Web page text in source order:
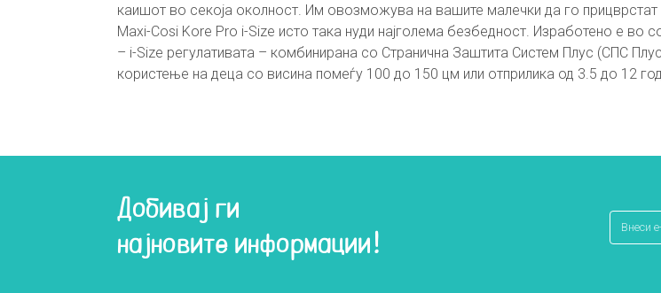
каишот во секоја околност. Им овозможува на вашите малечки да го
Maxi-Cosi Kore Pro i-Size исто така нуди најголема безбедност. Изработено е во
– i-Size регулативата – комбинирана со Странична Заштита Систем Плус (СПС
користење на деца со висина помеѓу 100 до 150 цм или отприлика од 3.5 до 12
Добивај ги
најновите информации!